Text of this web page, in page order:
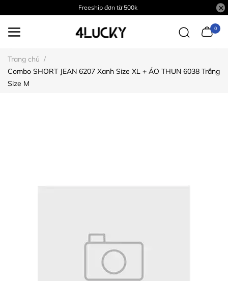
Freeship đơn từ 500k
0
Trang chủ /
Combo SHORT JEAN 6207 Xanh Size XL + ÁO THUN 6038 Trắng
Size M